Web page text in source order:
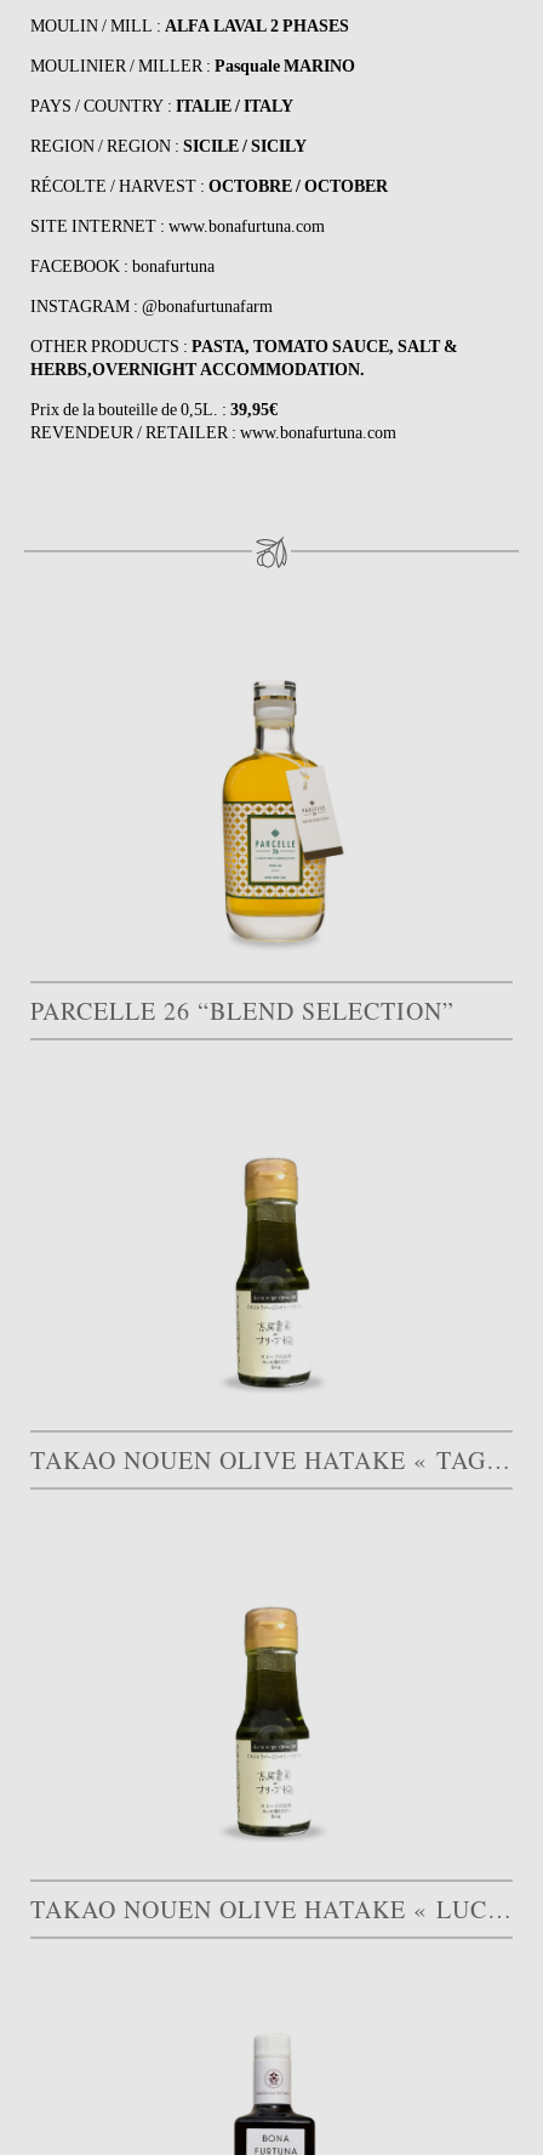
MOULIN / MILL : ALFA LAVAL 2 PHASES
MOULINIER / MILLER : Pasquale MARINO
PAYS / COUNTRY : ITALIE / ITALY
REGION / REGION : SICILE / SICILY
RÉCOLTE / HARVEST : OCTOBRE / OCTOBER
SITE INTERNET : www.bonafurtuna.com
FACEBOOK : bonafurtuna
INSTAGRAM : @bonafurtunafarm
OTHER PRODUCTS : PASTA, TOMATO SAUCE, SALT &
HERBS,OVERNIGHT ACCOMMODATION.
Prix de la bouteille de 0,5L. : 39,95€
REVENDEUR / RETAILER : www.bonafurtuna.com
PARCELLE 26 “BLEND SELECTION”
TAKAO NOUEN OLIVE HATAKE « TAGGIASCA »
TAKAO NOUEN OLIVE HATAKE « LUCCA »